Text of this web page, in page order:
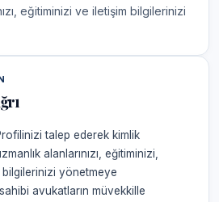
eğitiminizi ve iletişim bilgilerinizi
talep ederek kimlik
alanlarınızı, eğitiminizi,
yönetmeye
avukatların müvekkille